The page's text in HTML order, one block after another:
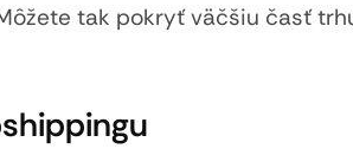
tak pokryť väčšiu časť